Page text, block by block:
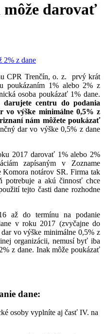
môže darovať
CPR Trenčín, o. z. prvý krát
poukázaním 1% alebo 2% z
osoba poukázať 1% dane.
darujete centru do podania
vo výške minimálne 0,5% z
nám môžete poukázať
dar vo výške 0,5% z dane
2017 darovať 1% alebo 2%
zapísaným v Zozname
notárov SR. Firma tak
potrebuje a akú činnosť chce
tejto časti dane rozhodne
až do termínu na podanie
v roku 2017 (zvyčajne do
vo výške minimálne 0,5% z
organizácii, nemusí byť iba
z dane. Inak môže poukázať
dane:
osoby vyplníte aj časť IV. na